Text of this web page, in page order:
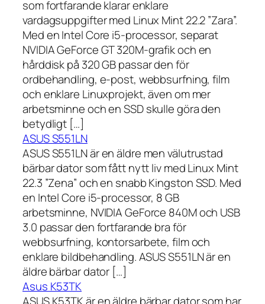
som fortfarande klarar enklare
vardagsuppgifter med Linux Mint 22.2 ”Zara”.
Med en Intel Core i5-processor, separat
NVIDIA GeForce GT 320M-grafik och en
hårddisk på 320 GB passar den för
ordbehandling, e-post, webbsurfning, film
och enklare Linuxprojekt, även om mer
arbetsminne och en SSD skulle göra den
betydligt […]
ASUS S551LN
ASUS S551LN är en äldre men välutrustad
bärbar dator som fått nytt liv med Linux Mint
22.3 ”Zena” och en snabb Kingston SSD. Med
en Intel Core i5-processor, 8 GB
arbetsminne, NVIDIA GeForce 840M och USB
3.0 passar den fortfarande bra för
webbsurfning, kontorsarbete, film och
enklare bildbehandling. ASUS S551LN är en
äldre bärbar dator […]
Asus K53TK
ASUS K53TK är en äldre bärbar dator som har